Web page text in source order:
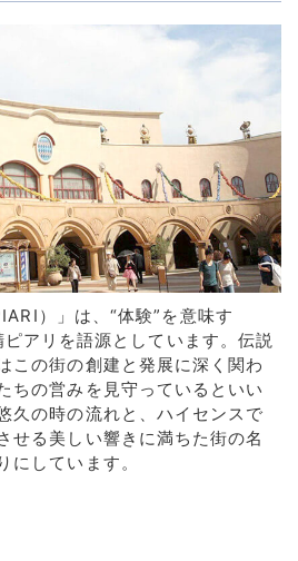
）」は、“体験”を意味す
アリを語源としています。伝説
この街の創建と発展に深く関わ
ちの営みを見守っているといい
久の時の流れと、ハイセンスで
せる美しい響きに満ちた街の名
にしています。